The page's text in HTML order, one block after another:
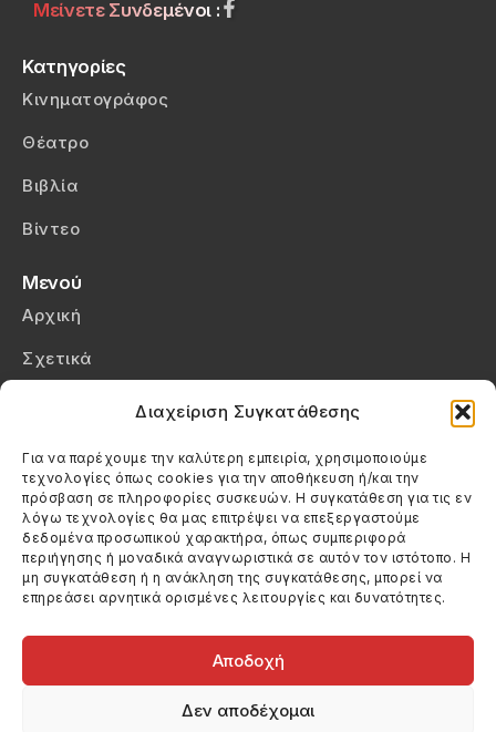
Διαχείριση Συγκατάθεσης
Για να παρέχουμε την καλύτερη εμπειρία, χρησιμοποιούμε
τεχνολογίες όπως cookies για την αποθήκευση ή/και την
πρόσβαση σε πληροφορίες συσκευών. Η συγκατάθεση για τις εν
λόγω τεχνολογίες θα μας επιτρέψει να επεξεργαστούμε
δεδομένα προσωπικού χαρακτήρα, όπως συμπεριφορά
περιήγησης ή μοναδικά αναγνωριστικά σε αυτόν τον ιστότοπο. Η
μη συγκατάθεση ή η ανάκληση της συγκατάθεσης, μπορεί να
επηρεάσει αρνητικά ορισμένες λειτουργίες και δυνατότητες.
Αποδοχή
Δεν αποδέχομαι
Μείνετε Συνδεμένοι :
Κατηγορίες
Κινηματογράφος
Θέατρο
Βιβλία
Βίντεο
Μενού
Αρχική
Σχετικά
Πολιτική Cookies (ΕΕ)
Στοιχεία Επικοινωνίας
Καλεσέ μας
(+30) 6974123481
Στείλε μας email
info@filmandtheater.gr